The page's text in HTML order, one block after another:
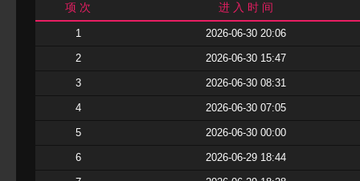
项 次 进 入 时 间
1 2026-06-30 20:06
2 2026-06-30 15:47
3 2026-06-30 08:31
4 2026-06-30 07:05
5 2026-06-30 00:00
6 2026-06-29 18:44